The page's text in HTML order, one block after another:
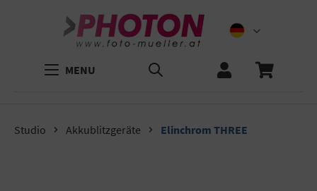
MENU
Studio Akkublitzgeräte Elinchrom THREE